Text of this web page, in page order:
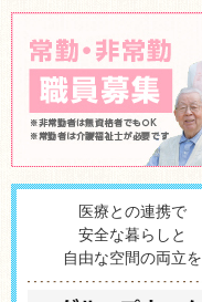
医療との連携で
安全な暮らしと
自由な空間の両立を